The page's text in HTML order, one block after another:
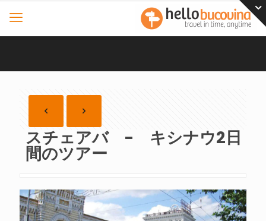
スチェアバ - キシナウ2日
間のツアー